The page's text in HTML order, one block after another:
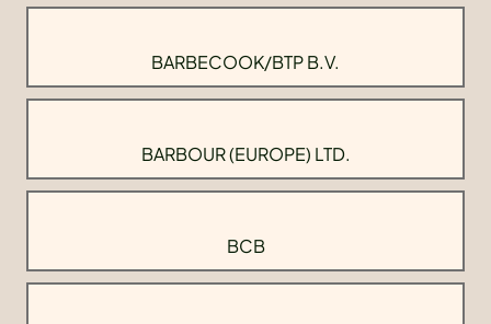
BARBECOOK/BTP B.V.
BARBOUR (EUROPE) LTD.
BCB